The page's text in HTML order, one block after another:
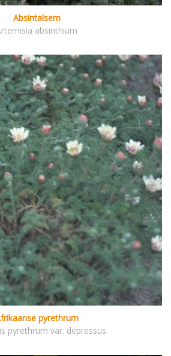
Absintalsem
absinthium
pyrethrum
pyrethrum var. depressus